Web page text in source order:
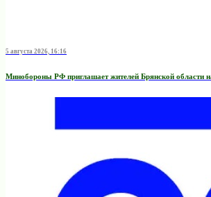
5 августа 2026, 16:16
Минобoроны РФ приглaшaет житeлeй Брянской области